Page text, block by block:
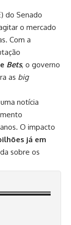
do Senado
o mercado
Com a
Bets, o governo
as big
notícia
O impacto
já em
sobre os